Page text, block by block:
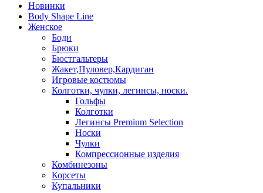
Новинки
Body Shape Line
Женское
Боди
Брюки
Бюстгальтеры
Жакет,Пуловер,Кардиган
Игровые костюмы
Колготки, чулки, легинсы, носки.
Гольфы
Колготки
Легинсы Premium Selection
Носки
Чулки
Компрессионные изделия
Комбинезоны
Корсеты
Купальники